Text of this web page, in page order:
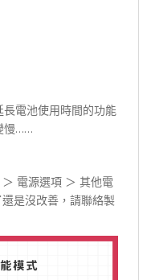
電池使用時間的功能
慢……
電源選項 ＞ 其他電
是沒改善，請聯絡製